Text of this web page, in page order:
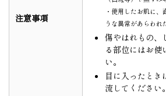
注意事項
・使用したお肌に
うな異常があらわれ
傷やはれもの、
る部位にはお使
い。
目に入ったとき
流してください。